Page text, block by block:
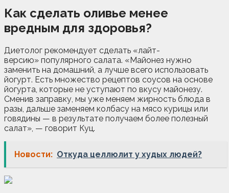
Как сделать оливье менее
вредным для здоровья?
Диетолог рекомендует сделать «лайт-
версию» популярного салата. «Майонез нужно
заменить на домашний, а лучше всего использовать
йогурт. Есть множество рецептов соусов на основе
йогурта, которые не уступают по вкусу майонезу.
Сменив заправку, мы уже меняем жирность блюда в
разы, дальше заменяем колбасу на мясо курицы или
говядины — в результате получаем более полезный
салат», — говорит Куц.
Новости: Откуда целлюлит у худых людей?